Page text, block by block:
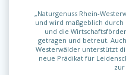
„Naturgenuss Rhein-
und wird maßgeblich durch
und die
getragen und betreut.
Westerwälder unterstützt
neue Prädikat für
zur